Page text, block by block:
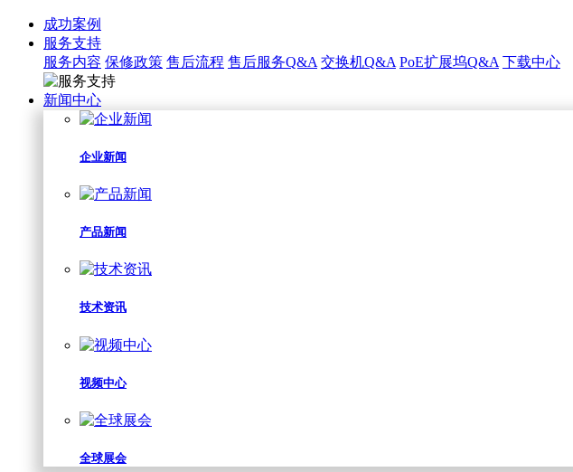
成功案例
服务支持
服务内容 保修政策 售后流程 售后服务Q&A 交换机Q&A PoE扩展坞Q&A 下载中心
新闻中心
企业新闻
产品新闻
技术资讯
视频中心
全球展会